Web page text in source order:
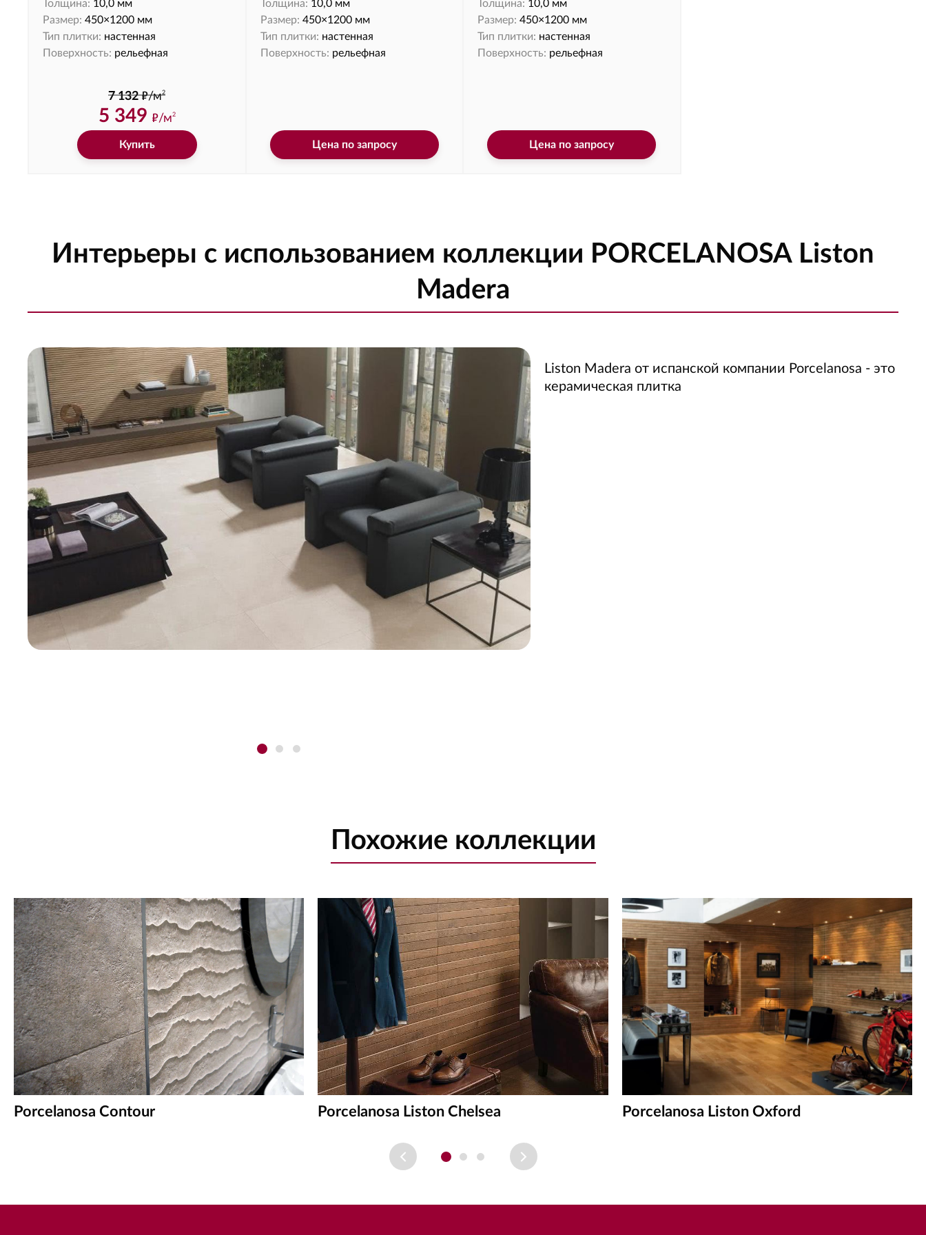
Толщина: 10,0 мм
Размер: 450×1200 мм
Тип плитки: настенная
Поверхность: рельефная
7 132 ф/м2
5 349 ф/м2
Купить
Толщина: 10,0 мм
Размер: 450×1200 мм
Тип плитки: настенная
Поверхность: рельефная
Цена по запросу
Толщина: 10,0 мм
Размер: 450×1200 мм
Тип плитки: настенная
Поверхность: рельефная
Цена по запросу
Интерьеры с использованием коллекции PORCELANOSA Liston
Madera
Liston Madera от испанской компании Porcelanosa - это
керамическая плитка
Похожие коллекции
Porcelanosa Contour Porcelanosa Liston Chelsea Porcelanosa Liston Oxford